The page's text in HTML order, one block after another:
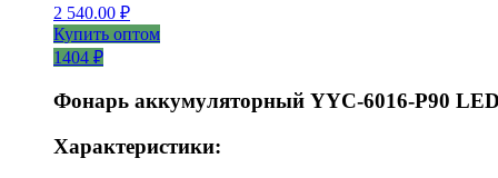
2 540.00 ₽
Купить оптом
1404 ₽
Фонарь аккумуляторный YYC-6016-P90
Характеристики: